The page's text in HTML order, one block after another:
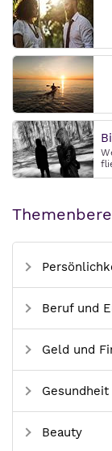
Beruf und
Geld und
Gesundheit
Beauty